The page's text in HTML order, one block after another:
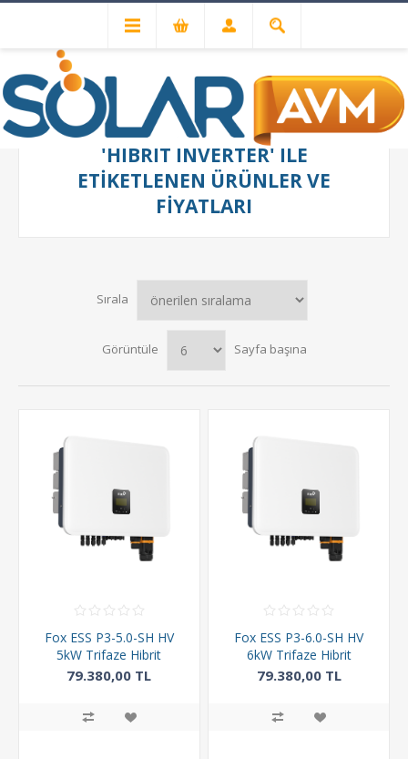
'HIBRIT INVERTER' ILE
ETIKETLENEN ÜRÜNLER VE
FIYATLARI
Sırala
Görüntüle Sayfa başına
Fox ESS P3-5.0-SH HV
5kW Trifaze Hibrit
İnverter
79.380,00 TL
Fox ESS P3-6.0-SH HV
6kW Trifaze Hibrit
İnverter
79.380,00 TL